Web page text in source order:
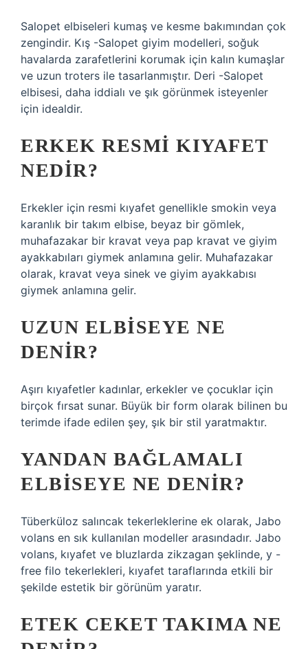
Salopet elbiseleri kumaş ve kesme bakımından çok
zengindir. Kış -Salopet giyim modelleri, soğuk
havalarda zarafetlerini korumak için kalın kumaşlar
ve uzun troters ile tasarlanmıştır. Deri -Salopet
elbisesi, daha iddialı ve şık görünmek isteyenler
için idealdir.
ERKEK RESMI KIYAFET
NEDIR?
Erkekler için resmi kıyafet genellikle smokin veya
karanlık bir takım elbise, beyaz bir gömlek,
muhafazakar bir kravat veya pap kravat ve giyim
ayakkabıları giymek anlamına gelir. Muhafazakar
olarak, kravat veya sinek ve giyim ayakkabısı
giymek anlamına gelir.
UZUN ELBISEYE NE
DENIR?
Aşırı kıyafetler kadınlar, erkekler ve çocuklar için
birçok fırsat sunar. Büyük bir form olarak bilinen bu
terimde ifade edilen şey, şık bir stil yaratmaktır.
YANDAN BAĞLAMALI
ELBISEYE NE DENIR?
Tüberküloz salıncak tekerleklerine ek olarak, Jabo
volans en sık kullanılan modeller arasındadır. Jabo
volans, kıyafet ve bluzlarda zikzagan şeklinde, y -
free filo tekerlekleri, kıyafet taraflarında etkili bir
şekilde estetik bir görünüm yaratır.
ETEK CEKET TAKIMA NE